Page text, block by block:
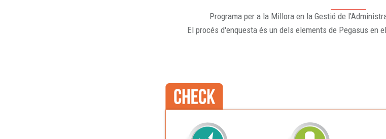
Programa per a la Millora en la Gestió de
El procés d'enquesta és un dels elements de Pegasus en